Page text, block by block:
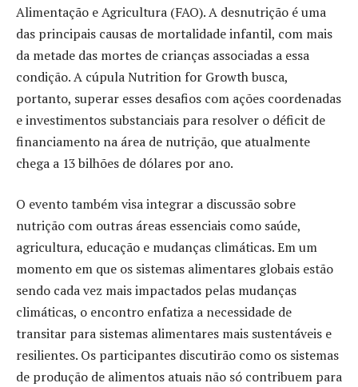
Alimentação e Agricultura (FAO). A desnutrição é uma
das principais causas de mortalidade infantil, com mais
da metade das mortes de crianças associadas a essa
condição. A cúpula Nutrition for Growth busca,
portanto, superar esses desafios com ações coordenadas
e investimentos substanciais para resolver o déficit de
financiamento na área de nutrição, que atualmente
chega a 13 bilhões de dólares por ano.
O evento também visa integrar a discussão sobre
nutrição com outras áreas essenciais como saúde,
agricultura, educação e mudanças climáticas. Em um
momento em que os sistemas alimentares globais estão
sendo cada vez mais impactados pelas mudanças
climáticas, o encontro enfatiza a necessidade de
transitar para sistemas alimentares mais sustentáveis e
resilientes. Os participantes discutirão como os sistemas
de produção de alimentos atuais não só contribuem para